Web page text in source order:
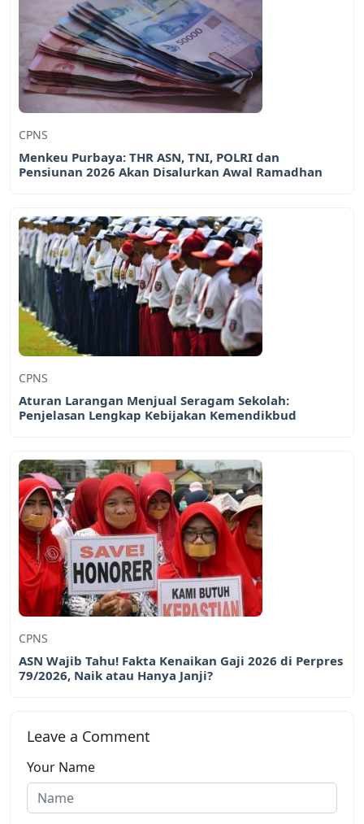
CPNS
Menkeu Purbaya: THR ASN, TNI, POLRI dan
Pensiunan 2026 Akan Disalurkan Awal Ramadhan
CPNS
Aturan Larangan Menjual Seragam Sekolah:
Penjelasan Lengkap Kebijakan Kemendikbud
CPNS
ASN Wajib Tahu! Fakta Kenaikan Gaji 2026 di Perpres
79/2026, Naik atau Hanya Janji?
Leave a Comment
Your Name